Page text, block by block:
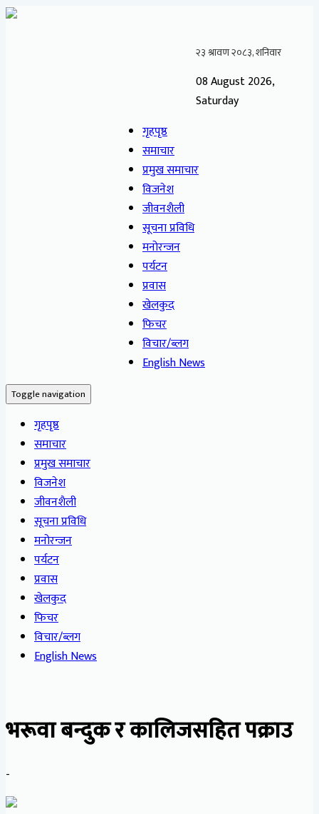
08 August 2026,
Saturday
गृहपृष्ठ
समाचार
प्रमुख समाचार
विजनेश
जीवनशैली
सूचना प्रविधि
मनोरन्जन
पर्यटन
प्रवास
खेलकुद
फिचर
विचार/ब्लग
English News
Toggle navigation
गृहपृष्ठ
समाचार
प्रमुख समाचार
विजनेश
जीवनशैली
सूचना प्रविधि
मनोरन्जन
पर्यटन
प्रवास
खेलकुद
फिचर
विचार/ब्लग
English News
भरूवा बन्दुक र कालिजसहित पक्राउ
-